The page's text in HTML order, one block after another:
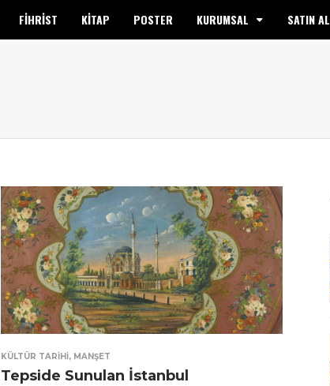
FİHRİST KİTAP POSTER KURUMSAL SATIN AL
KÜLTÜR TARIHI, MANŞET
Tepside Sunulan İstanbul